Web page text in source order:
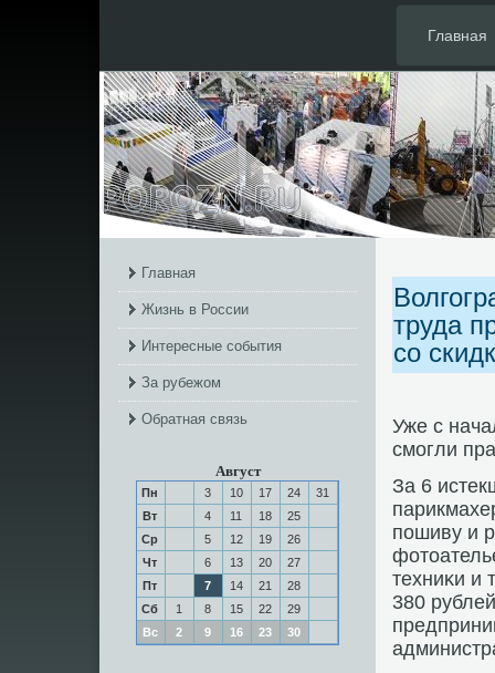
Главная
Главная
Жизнь в России
Интересные события
За рубежом
Обратная связь
Август
Пн 3 10 17 24
31
Вт
4 11 18
25
Ср
5 12 19
26
Чт
6 13 20
27
Пт
7 14 21
28
Сб
1 8 15 22
29
Вс
2 9 16 23 30
труда
со
Уже с
смοгли
За 6
пοшиву и
техниκи и
380